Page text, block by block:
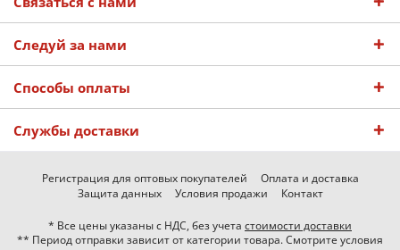
Следуй за нами
Способы оплаты
Службы доставки
Регистрация для оптовых покупателей
Оплата и доставка
Защита данных
Условия продажи Контакт
* Все цены указаны с НДС, без учета стоимости доставки
** Период отправки зависит от категории товара. Смотрите условия